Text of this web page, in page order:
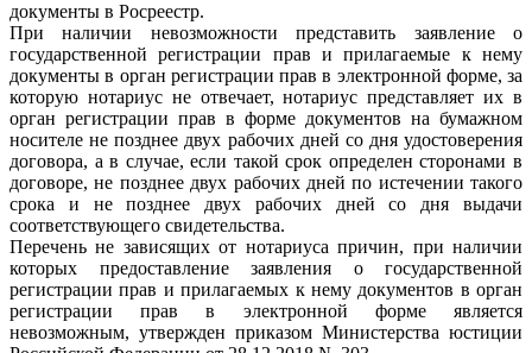
документы в Росреестр.
При наличии невозможности представить заявление о
государственной регистрации прав и прилагаемые к нему
документы в орган регистрации прав в электронной форме, за
которую нотариус не отвечает, нотариус представляет их в
орган регистрации прав в форме документов на бумажном
носителе не позднее двух рабочих дней со дня удостоверения
договора, а в случае, если такой срок определен сторонами в
договоре, не позднее двух рабочих дней по истечении такого
срока и не позднее двух рабочих дней со дня выдачи
соответствующего свидетельства.
Перечень не зависящих от нотариуса причин, при наличии
которых предоставление заявления о государственной
регистрации прав и прилагаемых к нему документов в орган
регистрации прав в электронной форме является
невозможным, утвержден приказом Министерства юстиции